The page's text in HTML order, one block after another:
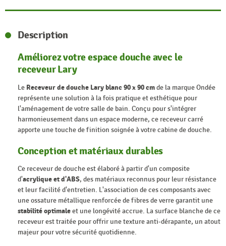
Description
Améliorez votre espace douche avec le
receveur Lary
Le Receveur de douche Lary blanc 90 x 90 cmde la marque Ondée
représente une solution à la fois pratique et esthétique pour
l'aménagement de votre salle de bain. Conçu pour s'intégrer
harmonieusement dans un espace moderne, ce receveur carré
apporte une touche de finition soignée à votre cabine de douche.
Conception et matériaux durables
Ce receveur de douche est élaboré à partir d'un composite
d'acrylique et d'ABS, des matériaux reconnus pour leur résistance
et leur facilité d'entretien. L'association de ces composants avec
une ossature métallique renforcée de fibres de verre garantit une
stabilité optimaleet une longévité accrue. La surface blanche de ce
receveur est traitée pour offrir une texture anti-dérapante, un atout
majeur pour votre sécurité quotidienne.